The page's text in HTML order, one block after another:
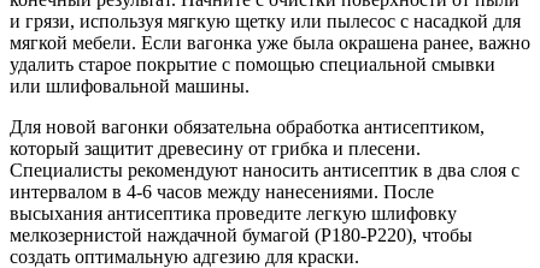
и грязи, используя мягкую щетку или пылесос с насадкой для
мягкой мебели. Если вагонка уже была окрашена ранее, важно
удалить старое покрытие с помощью специальной смывки
или шлифовальной машины.
Для новой вагонки обязательна обработка антисептиком,
который защитит древесину от грибка и плесени.
Специалисты рекомендуют наносить антисептик в два слоя с
интервалом в 4-6 часов между нанесениями. После
высыхания антисептика проведите легкую шлифовку
мелкозернистой наждачной бумагой (Р180-Р220), чтобы
создать оптимальную адгезию для краски.